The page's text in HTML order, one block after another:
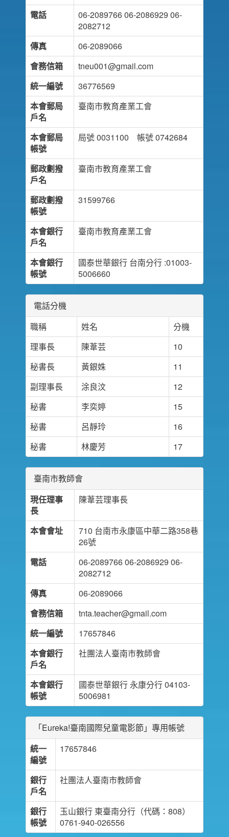
電話
06-2089766 06-2086929 06-
2082712
傳真
06-2089066
會務信箱
tneu001@gmail.com
統一編號
36776569
本會郵局
戶名
臺南市教育產業工會
本會郵局
帳號
局號 0031100 帳號 0742684
郵政劃撥
戶名
臺南市教育產業工會
郵政劃撥
帳號
31599766
本會銀行
戶名
臺南市教育產業工會
本會銀行
帳號
國泰世華銀行 台南分行 :01003-
5006660
電話分機
職稱
姓名
分機
理事長
陳葦芸
10
秘書長
黃銀姝
11
副理事長
涂良汶
12
秘書
李奕婷
15
秘書
呂靜玲
16
秘書
林慶芳 17
臺南市教師會
現任理事
長
陳葦芸理事長
本會會址
710 台南市永康區中華二路358巷
26號
電話
06-2089766 06-2086929 06-
2082712
傳真
06-2089066
會務信箱
tnta.teacher@gmail.com
統一編號
17657846
本會銀行
戶名
社團法人臺南市教師會
本會銀行
帳號
國泰世華銀行 永康分行 04103-
5006981
「Eureka!臺南國際兒童電影節」專用帳號
統一
編號
17657846
銀行
戶名
社團法人臺南市教師會
銀行
帳號
玉山銀行 東臺南分行（代碼：808）
0761-940-026556